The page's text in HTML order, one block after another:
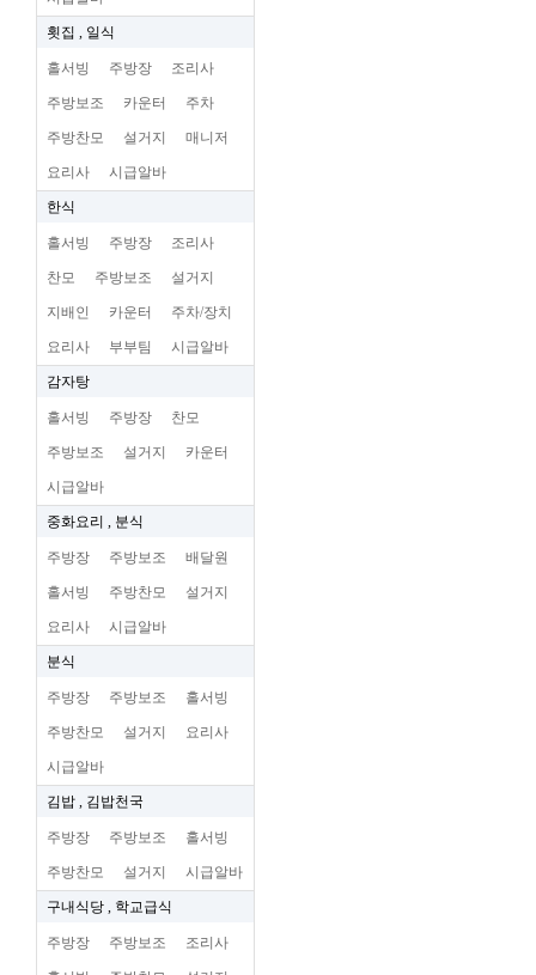
횟집 , 일식
홀서빙 주방장 조리사
주방보조 카운터 주차
주방찬모 설거지 매니저
요리사 시급알바
한식
홀서빙 주방장 조리사
찬모 주방보조 설거지
지배인 카운터 주차/장치
요리사 부부팀 시급알바
감자탕
홀서빙 주방장 찬모
주방보조 설거지 카운터
시급알바
중화요리 , 분식
주방장 주방보조 배달원
홀서빙 주방찬모 설거지
요리사 시급알바
분식
주방장 주방보조 홀서빙
주방찬모 설거지 요리사
시급알바
김밥 , 김밥천국
주방장 주방보조 홀서빙
주방찬모 설거지 시급알바
구내식당 , 학교급식
주방장 주방보조 조리사